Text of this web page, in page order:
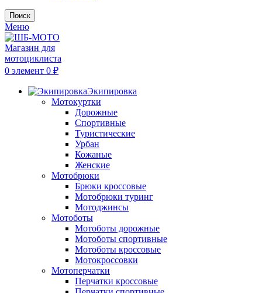
Поиск
Меню
0 элемент 0 ₽
Экипировка
Мотокуртки
Дорожные
Спортивные
Туристические
Урбан
Кожаные
Женские
Мотобрюки
Брюки кроссовые
Мотобрюки туринг
Мотоджинсы
Мотоботы
Мотоботы дорожные
Мотоботы спортивные
Мотоботы кроссовые
Мотокроссовки
Мотоперчатки
Перчатки кроссовые